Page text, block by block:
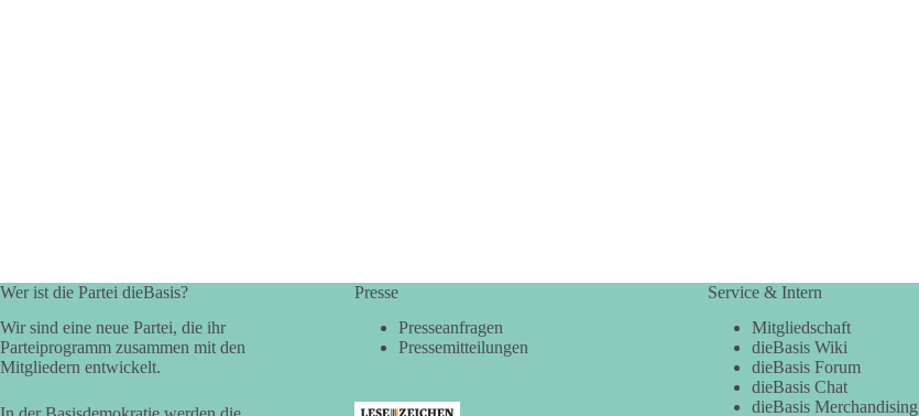
Wer ist die Partei dieBasis?
Wir sind eine neue Partei, die ihr
Parteiprogramm zusammen mit den
Mitgliedern entwickelt.
Presse
Presseanfragen
Pressemitteilungen
Service & Intern
Mitgliedschaft
dieBasis Wiki
dieBasis Forum
dieBasis Chat
dieBasis Merchandising